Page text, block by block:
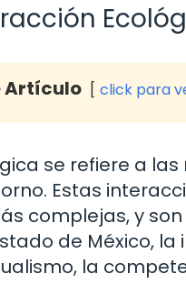
Artículo click para
se refiere a
Estas
complejas, y
de México,
la